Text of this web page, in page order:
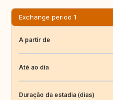
Exchange period 1
A partir de
Até ao dia
Duração da estadia (dias)